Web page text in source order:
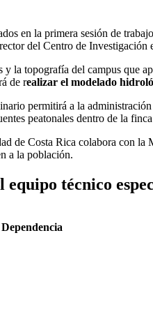
en la primera sesión de
del Centro de
y la topografía del campus que
de realizar el modelado
permitirá a la
peatonales dentro de la
de Costa Rica colabora con la
a la población.
equipo técnico
Dependencia